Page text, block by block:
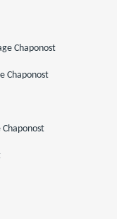
Chaponost
Chaponost